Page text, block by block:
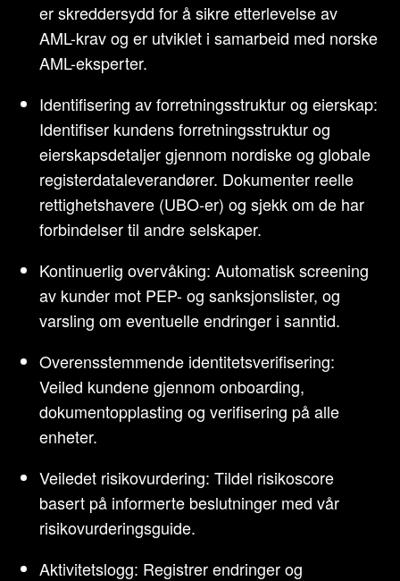
er skreddersydd for å sikre etterlevelse av
AML-krav og er utviklet i samarbeid med norske
AML-eksperter.
Identifisering av forretningsstruktur og eierskap:
Identifiser kundens forretningsstruktur og
eierskapsdetaljer gjennom nordiske og globale
registerdataleverandører. Dokumenter reelle
rettighetshavere (UBO-er) og sjekk om de har
forbindelser til andre selskaper.
Kontinuerlig overvåking: Automatisk screening
av kunder mot PEP- og sanksjonslister, og
varsling om eventuelle endringer i sanntid.
Overensstemmende identitetsverifisering:
Veiled kundene gjennom onboarding,
dokumentopplasting og verifisering på alle
enheter.
Veiledet risikovurdering: Tildel risikoscore
basert på informerte beslutninger med vår
risikovurderingsguide.
Aktivitetslogg: Registrer endringer og